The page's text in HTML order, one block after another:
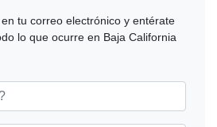
tu correo electrónico y entérate
lo que ocurre en Baja California